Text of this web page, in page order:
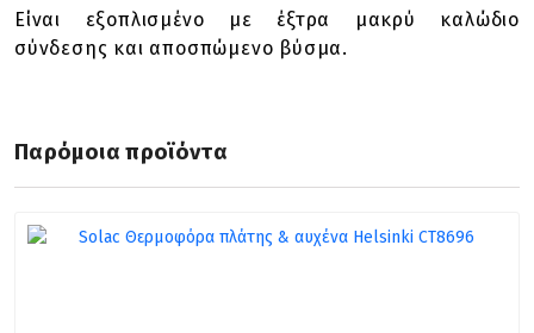
Είναι εξοπλισμένο με έξτρα μακρύ καλώδιο
σύνδεσης και αποσπώμενο βύσμα.
Παρόμοια προϊόντα